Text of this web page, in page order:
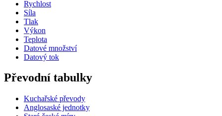
Rychlost
Síla
Tlak
Výkon
Teplota
Datové množství
Datový tok
Převodní tabulky
Kuchařské převody
Anglosaské jednotky